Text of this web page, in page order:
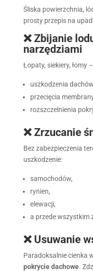
Śliska powierzchnia,
prosty przepis na
❌ Zbijanie
narzędziami
Łopaty, siekiery, łomy
uszkodzenia
przecięcia
rozszczelnienia
❌ Zrzucanie
Bez zabezpieczenia
uszkodzenie:
samochodów,
rynien,
elewacji,
a przede wszystkim
❌ Usuwanie
Paradoksalnie cienka
pokrycie dachowe.